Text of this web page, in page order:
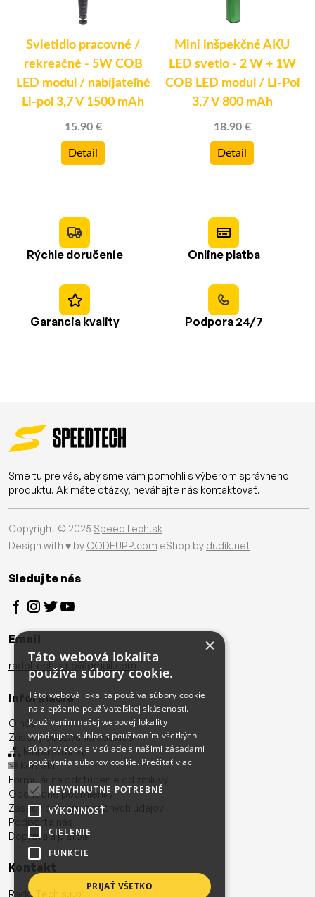
Svietidlo pracovné /
rekreačné - 5W COB
LED modul / nabíjateľné
Li-pol 3,7 V 1500 mAh
15.90 €
Detail
Mini inšpekčné AKU
LED svetlo - 2 W + 1W
COB LED modul / Li-Pol
3,7 V 800 mAh
18.90 €
Detail
Rýchle doručenie Online platba
Garancia kvality Podpora 24/7
Sme tu pre vás, aby sme vám pomohli s výberom správneho
produktu. Ak máte otázky, neváhajte nás kontaktovať.
Copyright © 2025 SpeedTech.sk
Design with ♥ by CODEUPP.com eShop by dudik.net
Sledujte nás
Email
radoltech.s.r.o@gmail.com
Informácie
O nás
Zásady používania cookies
Mapa stránky
Kontakt
Formulár na odstúpenie od zmluvy
Obchodné podmienky
Zásady ochrany osobných údajov
Podporte nás
Doprava a platba
Kontakt
RadolTech s.r.o
×
Táto webová lokalita
používa súbory cookie.
Táto webová lokalita používa súbory cookie
na zlepšenie používateľskej skúsenosti.
Používaním našej webovej lokality
vyjadrujete súhlas s používaním všetkých
súborov cookie v súlade s našimi zásadami
používania súborov cookie. Prečítať viac
NEVYHNUTNE POTREBNÉ
VÝKONNOSŤ
CIELENIE
FUNKCIE
PRIJAŤ VŠETKO